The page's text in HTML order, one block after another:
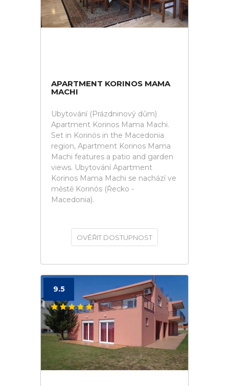
APARTMENT KORINOS MAMA
MACHI
Ubytování (Prázdninový dům)
Apartment Korinos Mama Machi.
Set in Korinós in the Macedonia
region, Apartment Korinos Mama
Machi features a patio and garden
views. Ubytování Apartment
Korinos Mama Machi se nachází ve
městě Korinós (Řecko -
Macedonia).
OVĚŘIT DOSTUPNOST
9.5